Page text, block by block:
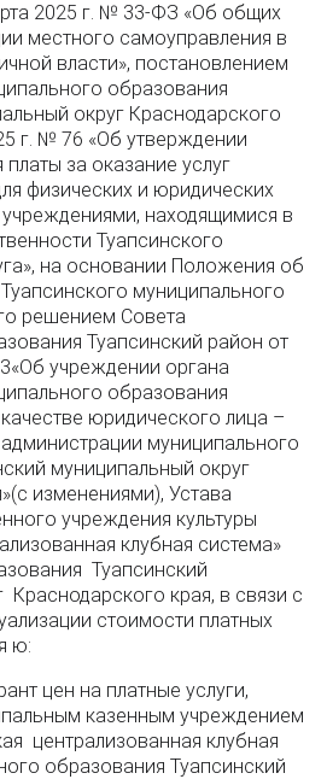
2025 г. № 33-ФЗ «Об общих
местного самоуправления в
власти», постановлением
образования
округ Краснодарского
г. № 76 «Об утверждении
за оказание услуг
физических и юридических
находящимися в
Туапсинского
на основании Положения об
муниципального
решением Совета
Туапсинский район от
учреждении органа
образования
юридического лица –
муниципального
муниципальный округ
изменениями), Устава
учреждения культуры
клубная система»
Туапсинский
края, в связи с
стоимости платных
ю:
цен на платные услуги,
казенным учреждением
централизованная клубная
образования Туапсинский